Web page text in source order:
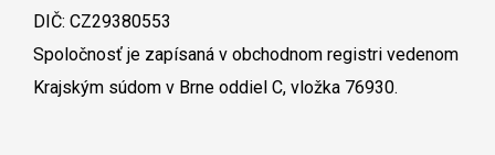
DIČ: CZ29380553
Spoločnosť je zapísaná v obchodnom registri vedenom
Krajským súdom v Brne oddiel C, vložka 76930.